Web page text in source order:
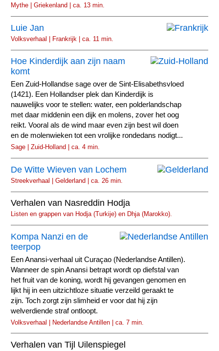
Mythe | Griekenland | ca. 13 min.
Luie Jan
Volksverhaal | Frankrijk | ca. 11 min.
Hoe Kinderdijk aan zijn naam
komt
Een Zuid-Hollandse sage over de Sint-Elisabethsvloed
(1421). Een Hollandser plek dan Kinderdijk is
nauwelijks voor te stellen: water, een polderlandschap
met daar middenin een dijk en molens, zover het oog
reikt. Vooral als de wind maar even zijn best wil doen
en de molenwieken tot een vrolijke rondedans nodigt...
Sage | Zuid-Holland | ca. 4 min.
De Witte Wieven van Lochem
Streekverhaal | Gelderland | ca. 26 min.
Verhalen van Nasreddin Hodja
Listen en grappen van Hodja (Turkije) en Dhja (Marokko).
Kompa Nanzi en de
teerpop
Een Anansi-verhaal uit Curaçao (Nederlandse Antillen).
Wanneer de spin Anansi betrapt wordt op diefstal van
het fruit van de koning, wordt hij gevangen genomen en
lijkt hij in een uitzichtloze situatie verzeild geraakt te
zijn. Toch zorgt zijn slimheid er voor dat hij zijn
welverdiende straf ontloopt.
Volksverhaal | Nederlandse Antillen | ca. 7 min.
Verhalen van Tijl Uilenspiegel